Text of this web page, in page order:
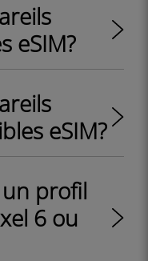
eSIM?
eSIM?
profil
6 ou